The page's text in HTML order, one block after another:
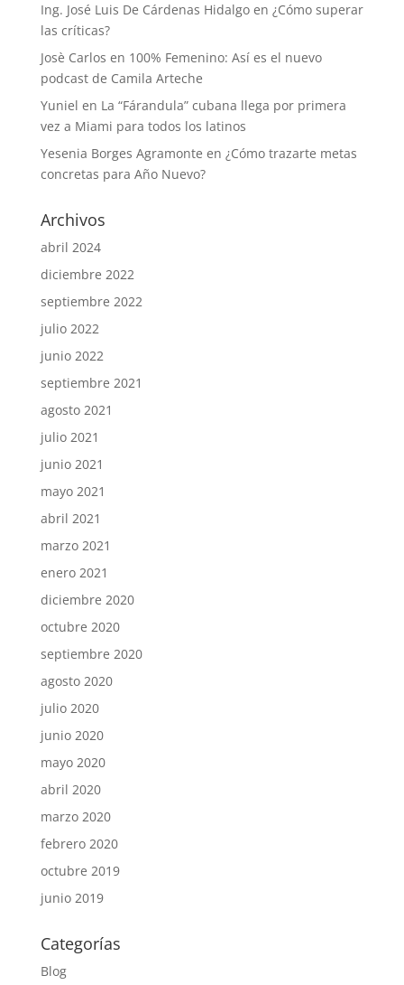
Ing. José Luis De Cárdenas Hidalgoen ¿Cómo superar
las críticas?
Josè Carlos en 100% Femenino: Así es el nuevo
podcast de Camila Arteche
Yuniel en La “Fárandula” cubana llega por primera
vez a Miami para todos los latinos
Yesenia Borges Agramonte en ¿Cómo trazarte metas
concretas para Año Nuevo?
Archivos
abril 2024
diciembre 2022
septiembre 2022
julio 2022
junio 2022
septiembre 2021
agosto 2021
julio 2021
junio 2021
mayo 2021
abril 2021
marzo 2021
enero 2021
diciembre 2020
octubre 2020
septiembre 2020
agosto 2020
julio 2020
junio 2020
mayo 2020
abril 2020
marzo 2020
febrero 2020
octubre 2019
junio 2019
Categorías
Blog